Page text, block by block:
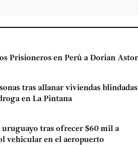
Prisioneros en Perú a Dorian Astor
tras allanar viviendas blindadas
en La Pintana
uruguayo tras ofrecer $60 mil a
vehicular en el aeropuerto